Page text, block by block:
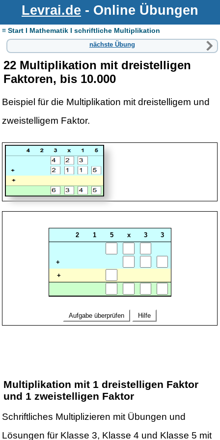
Levrai.de - Online Übungen
≡ Start I Mathematik I schriftliche Multiplikation
nächste Übung
22 Multiplikation mit dreistelligen
Faktoren, bis 10.000
Beispiel für die Multiplikation mit dreistelligem und
zweistelligem Faktor.
Multiplikation mit 1 dreistelligen Faktor
und 1 zweistelligen Faktor
Schriftliches Multiplizieren mit Übungen und
Lösungen für Klasse 3, Klasse 4 und Klasse 5 mit